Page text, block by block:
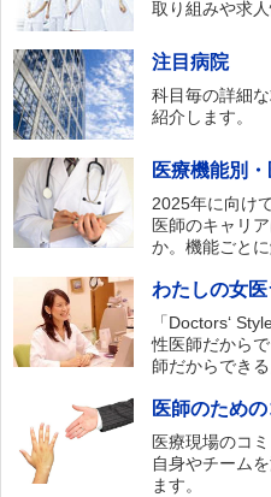
取り組みや求
注目病院
科目毎の詳細
紹介します。
医療機能別
2025年に向け
医師のキャリ
か。機能ごとに
わたしの女
「Doctors‘
性医師だから
師だからでき
医師のため
医療現場のコ
自身やチーム
ます。